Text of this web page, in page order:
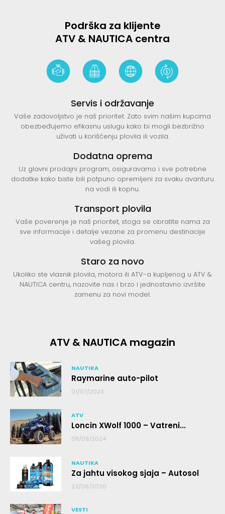
Podrška za klijente
ATV & NAUTICA centra
Servis i održavanje
Vaše zadovoljstvo je naš prioritet. Zato svim našim kupcima
obezbeđujemo efikasnu uslugu kako bi mogli bezbrižno
uživati u korišćenju plovila ili vozila.
Dodatna oprema
Uz glavni prodajni program, osiguravamo i sve potrebne
dodatke kako biste bili potpuno opremljeni za svaku avanturu
na vodi ili kopnu.
Transport plovila
Vaše poverenje je naš prioritet, stoga se obratite nama za
sve informacije i detalje vezane za promenu destinacije
vašeg plovila.
Staro za novo
Ukoliko ste vlasnik plovila, motora ili ATV-a kupljenog u ATV &
NAUTICA centru, nazovite nas i brzo i jednostavno izvršite
zamenu za novi model.
ATV & NAUTICA magazin
NAUTIKA
Raymarine auto-pilot
01/07/2023
ATV
Loncin XWolf 1000 – Vatreni...
08/09/2024
NAUTIKA
Za jahtu visokog sjaja – Autosol
23/06/2020
VESTI